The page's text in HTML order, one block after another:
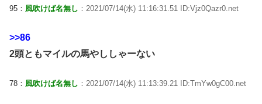
95： 風吹けば名無し ：2021/07/14(水) 11:16:31.51 ID:Vjz0Qazr0.net
>>86
2頭ともマイルの馬やししゃーない
78： 風吹けば名無し ：2021/07/14(水) 11:13:39.21 ID:TmYw0gC00.net